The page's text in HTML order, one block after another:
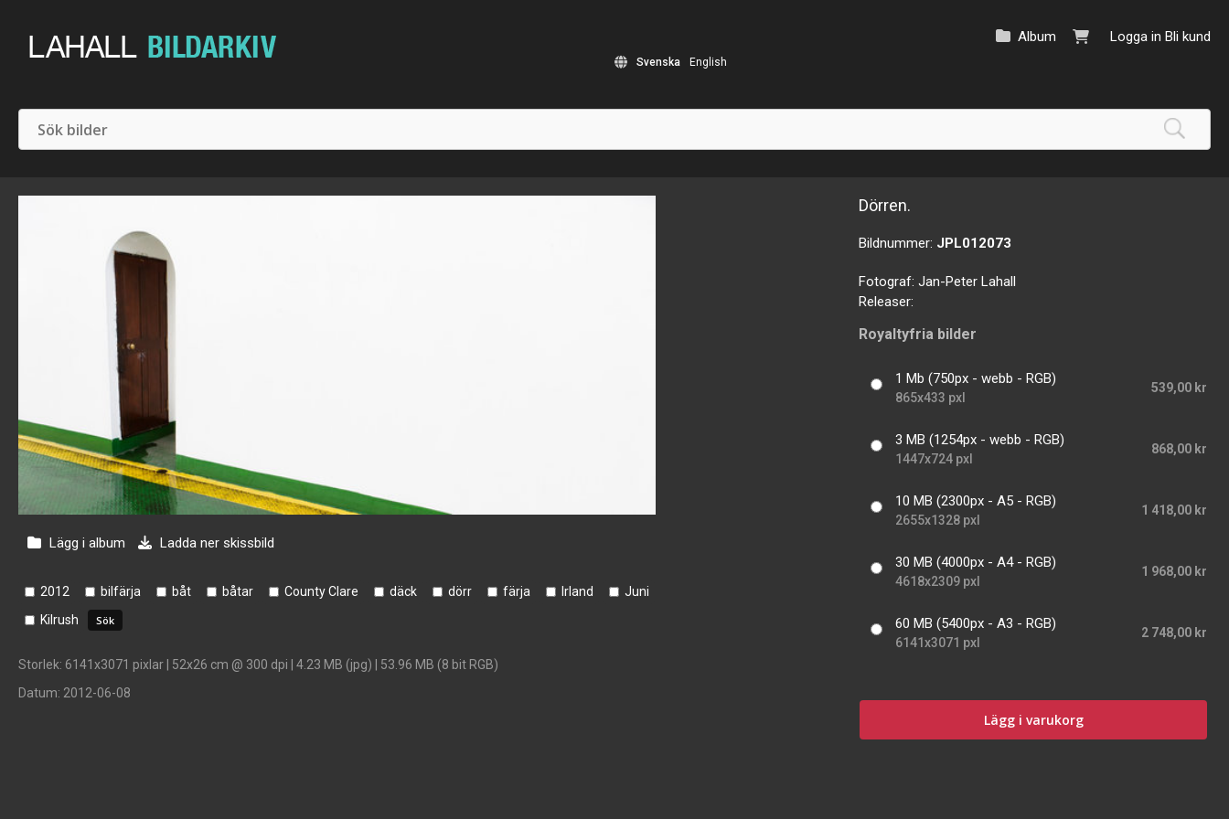
Logga in Bli kund
Album
Svenska English
Lägg i album Ladda ner skissbild
2012 bilfärja båt båtar County Clare däck dörr färja Irland
Juni
Kilrush
Storlek: 6141x3071 pixlar | 52x26 cm @ 300 dpi | 4.23 MB (jpg) | 53.96 MB (8 bit RGB)
Datum: 2012-06-08
Dörren.
Bildnummer: JPL012073
Fotograf:Jan-Peter Lahall
Releaser:
Royaltyfria bilder
1 Mb (750px - webb - RGB)
865x433 pxl
539,00 kr
3 MB (1254px - webb - RGB)
1447x724 pxl
868,00 kr
10 MB (2300px - A5 - RGB)
2655x1328 pxl
1 418,00 kr
30 MB (4000px - A4 - RGB)
4618x2309 pxl
1 968,00 kr
60 MB (5400px - A3 - RGB)
6141x3071 pxl
2 748,00 kr
Lägg i varukorg